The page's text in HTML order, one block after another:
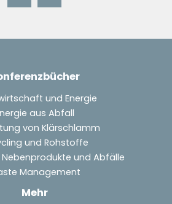
und Energie
aus Abfall
von Klärschlamm
und Rohstoffe
Nebenprodukte und Abfälle
Management
Mehr